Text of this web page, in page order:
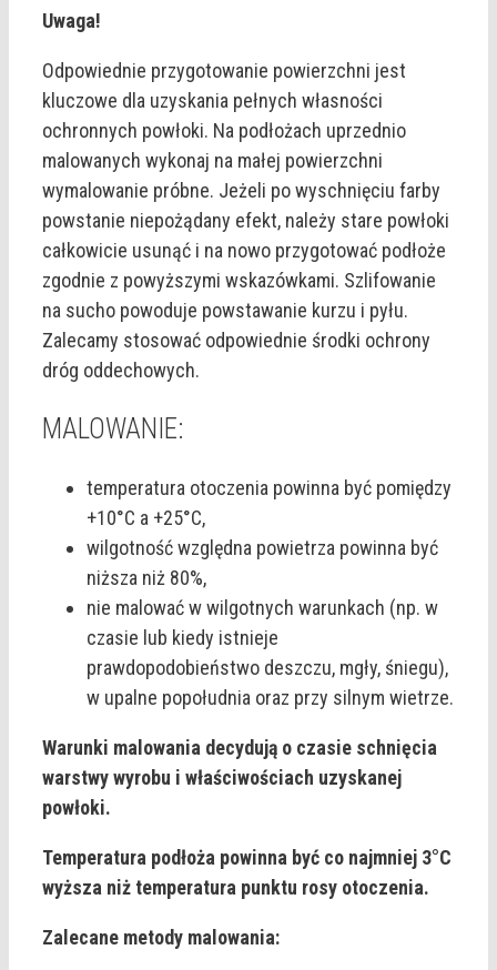
Uwaga!
Odpowiednie przygotowanie powierzchni jest
kluczowe dla uzyskania pełnych własności
ochronnych powłoki. Na podłożach uprzednio
malowanych wykonaj na małej powierzchni
wymalowanie próbne. Jeżeli po wyschnięciu farby
powstanie niepożądany efekt, należy stare powłoki
całkowicie usunąć i na nowo przygotować podłoże
zgodnie z powyższymi wskazówkami. Szlifowanie
na sucho powoduje powstawanie kurzu i pyłu.
Zalecamy stosować odpowiednie środki ochrony
dróg oddechowych.
MALOWANIE:
temperatura otoczenia powinna być pomiędzy
+10°C a +25°C,
wilgotność względna powietrza powinna być
niższa niż 80%,
nie malować w wilgotnych warunkach (np. w
czasie lub kiedy istnieje
prawdopodobieństwo deszczu, mgły, śniegu),
w upalne popołudnia oraz przy silnym wietrze.
Warunki malowania decydują o czasie schnięcia
warstwy wyrobu i właściwościach uzyskanej
powłoki.
Temperatura podłoża powinna być co najmniej 3°C
wyższa niż temperatura punktu rosy otoczenia.
Zalecane metody malowania: